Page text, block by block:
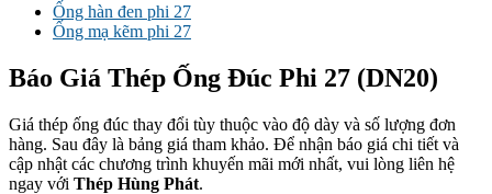
Ống hàn đen phi 27
Ống mạ kẽm phi 27
Báo Giá Thép Ống Đúc Phi 27 (DN20)
Giá thép ống đúc thay đổi tùy thuộc vào độ dày và số lượng đơn
hàng. Sau đây là bảng giá tham khảo. Để nhận báo giá chi tiết và
cập nhật các chương trình khuyến mãi mới nhất, vui lòng liên hệ
ngay với Thép Hùng Phát.